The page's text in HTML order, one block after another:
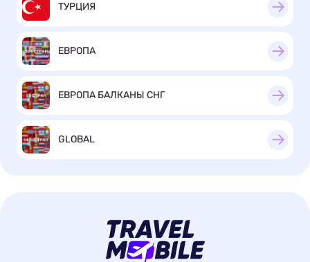
ТУРЦИЯ
ЕВРОПА
ЕВРОПА БАЛКАНЫ СНГ
GLOBAL